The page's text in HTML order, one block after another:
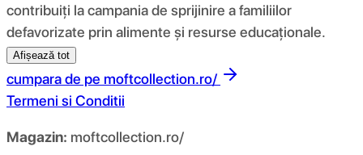
contribuiți la campania de sprijinire a familiilor
defavorizate prin alimente și resurse educaționale.
Afișează tot
cumpara de pe moftcollection.ro/
Termeni si Conditii
Magazin: moftcollection.ro/